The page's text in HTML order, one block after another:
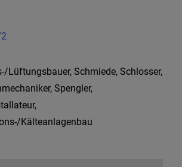
Lüftungsbauer, Schmiede, Schlosser,
Spengler,
Kälteanlagenbau